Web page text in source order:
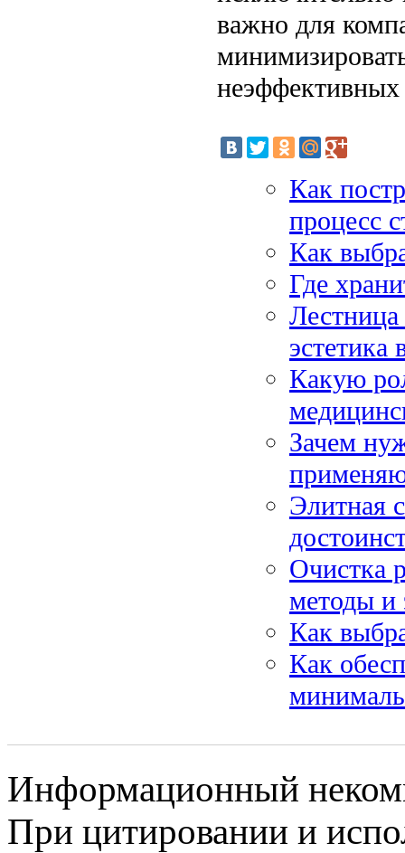
важно для
Как
процесс
Как
Где
Лестница
Какую
Зачем
Элитная
Очистка
методы и
Как
Как
Информационный
При цитировании и